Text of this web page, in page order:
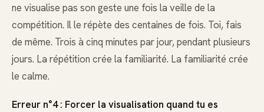
ne visualise pas son geste une fois la veille de la
compétition. Il le répète des centaines de fois. Toi, fais
de même. Trois à cinq minutes par jour, pendant plusieurs
jours. La répétition crée la familiarité. La familiarité crée
le calme.
Erreur n°4 : Forcer la visualisation quand tu es